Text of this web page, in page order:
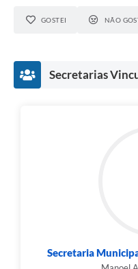
GOSTEI NÃO
Secretarias
Secretaria